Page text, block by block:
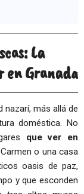
La
Granada
nazarí, más allá de
doméstica. No
que ver en
o una casa
oasis de paz,
y que esconden